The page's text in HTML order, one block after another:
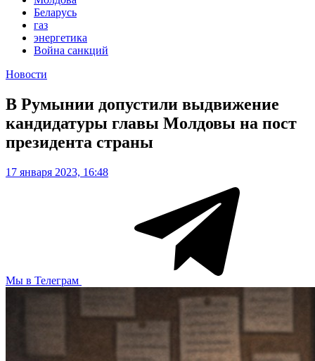
Беларусь
газ
энергетика
Война санкций
Новости
В Румынии допустили выдвижение
кандидатуры главы Молдовы на пост
президента страны
17 января 2023, 16:48
Мы в Телеграм